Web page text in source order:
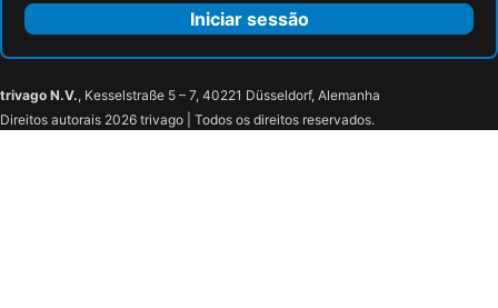
Iniciar sessão
trivago N.V., Kesselstraße 5 – 7, 40221 Düsseldorf, Alemanha
Direitos autorais 2026 trivago | Todos os direitos reservados.